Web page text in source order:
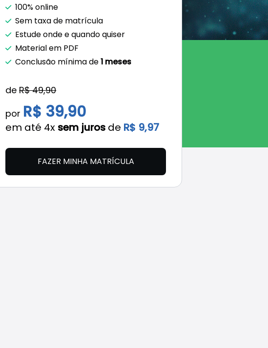
100% online
Sem taxa de matrícula
Estude onde e quando quiser
Material em PDF
Conclusão mínima de1 meses
de R$ 49,90
por R$ 39,90
em até 4x sem juros de R$ 9,97
FAZER MINHA MATRÍCULA